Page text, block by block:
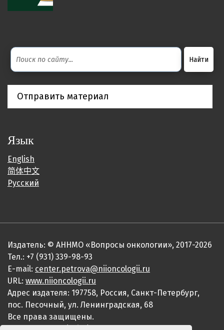
Отправить материал
Язык
English
简体中文
Русский
Издатель: © АННМО «Вопросы онкологии», 2017-2026
Тел.: +7 (931) 339-98-93
E-mail: center.petrova@niioncologii.ru
URL: www.niioncologii.ru
Адрес издателя: 197758, Россия, Санкт-Петербург,
пос. Песочный, ул. Ленинградская, 68
Все права защищены.